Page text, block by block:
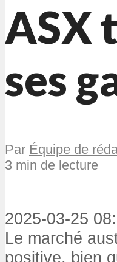
ASX
ses
Par Équipe de
3 min de lecture
2025-03-25
Le marché
positive, bien